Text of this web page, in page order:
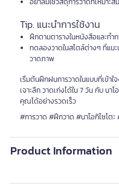
Tip. แนะนำการใช้งาน
ฝึกตามตารางในหนังสือและท
ทดลองวาดในสไตล์ต่างๆ ที่แน
วาดภาพ
เริ่มต้นฝึกฝนการวาดในแบบที่เข้า
เจาะลึก วาดเก่งได้ใน 7 วัน กับ น
คุณได้อย่างรวดเร็ว
#การวาด #ฝึกวาด #นาโอกิไซโต
Product Information